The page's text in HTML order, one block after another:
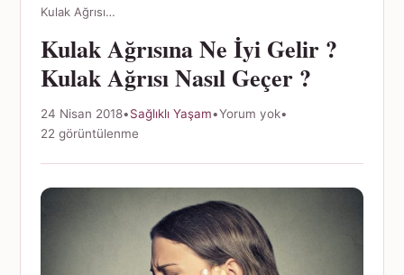
Kulak Ağrısı…
Kulak Ağrısına Ne İyi Gelir ?
Kulak Ağrısı Nasıl Geçer ?
24 Nisan 2018•Sağlıklı Yaşam•Yorum yok•
22 görüntülenme